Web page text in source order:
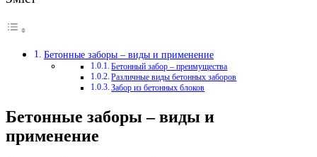
Бетонные заборы – виды и применение
Бетонный забор – преимущества
Различные виды бетонных заборов
Забор из бетонных блоков
Бетонные заборы – виды и
применение